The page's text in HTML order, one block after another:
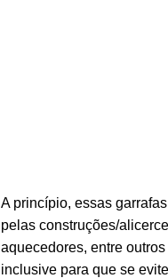
A princípio, essas
pelas construções/
aquecedores, entre
inclusive para que se